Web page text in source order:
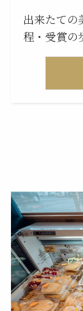
出来たての
程・受賞の